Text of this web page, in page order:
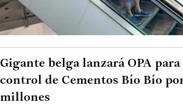
Gigante belga lanzará OPA para
control de Cementos Bío Bío
millones